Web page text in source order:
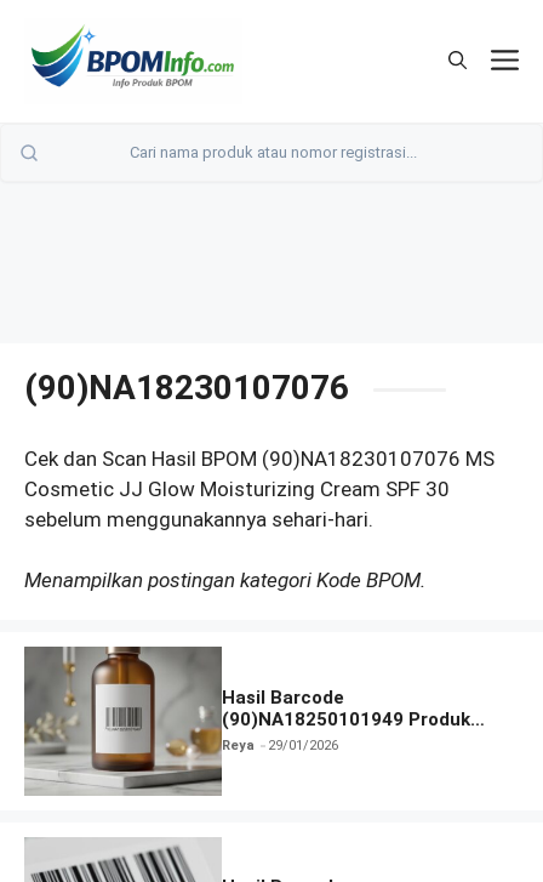
(90)NA18230107076
Cek dan Scan Hasil BPOM (90)NA18230107076 MS
Cosmetic JJ Glow Moisturizing Cream SPF 30
sebelum menggunakannya sehari-hari.
Menampilkan postingan kategori Kode BPOM.
Hasil Barcode
(90)NA18250101949 Produk
Terlengkap
Reya 29/01/2026